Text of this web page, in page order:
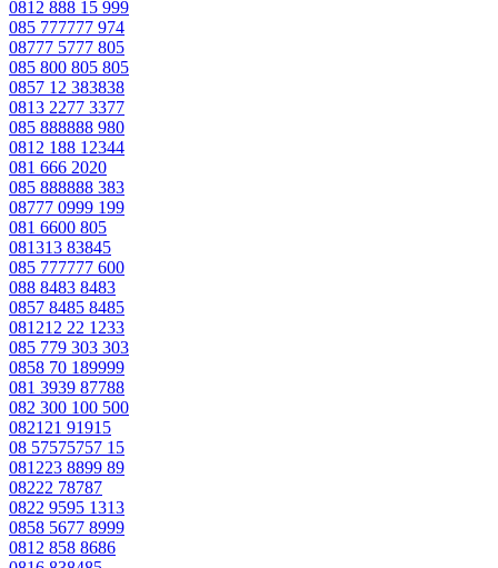
0812 888 15 999
085 777777 974
08777 5777 805
085 800 805 805
0857 12 383838
0813 2277 3377
085 888888 980
0812 188 12344
081 666 2020
085 888888 383
08777 0999 199
081 6600 805
081313 83845
085 777777 600
088 8483 8483
0857 8485 8485
081212 22 1233
085 779 303 303
0858 70 189999
081 3939 87788
082 300 100 500
082121 91915
08 57575757 15
081223 8899 89
08222 78787
0822 9595 1313
0858 5677 8999
0812 858 8686